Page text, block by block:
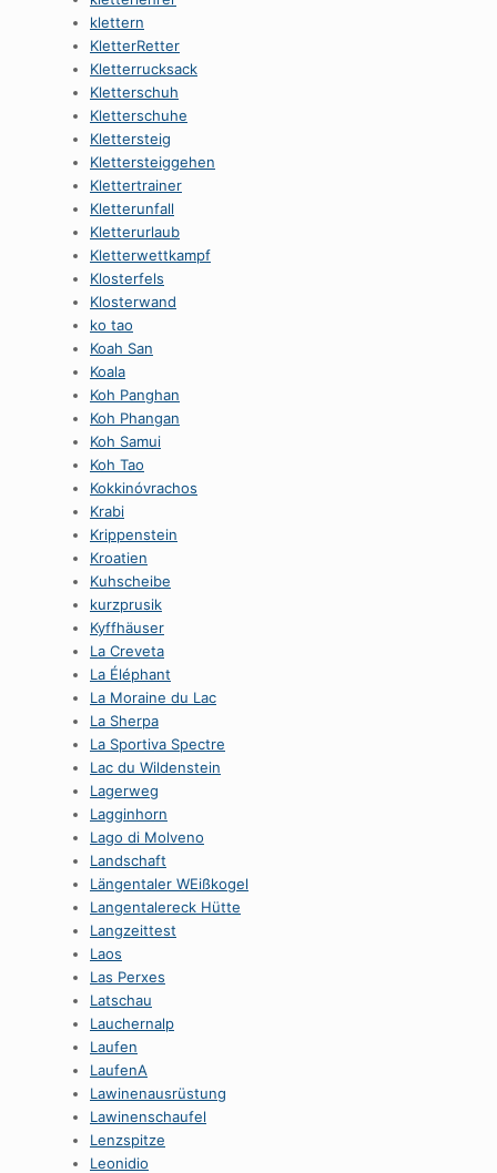
klettern
KletterRetter
Kletterrucksack
Kletterschuh
Kletterschuhe
Klettersteig
Klettersteiggehen
Klettertrainer
Kletterunfall
Kletterurlaub
Kletterwettkampf
Klosterfels
Klosterwand
ko tao
Koah San
Koala
Koh Panghan
Koh Phangan
Koh Samui
Koh Tao
Kokkinóvrachos
Krabi
Krippenstein
Kroatien
Kuhscheibe
kurzprusik
Kyffhäuser
La Creveta
La Éléphant
La Moraine du Lac
La Sherpa
La Sportiva Spectre
Lac du Wildenstein
Lagerweg
Lagginhorn
Lago di Molveno
Landschaft
Längentaler WEißkogel
Langentalereck Hütte
Langzeittest
Laos
Las Perxes
Latschau
Lauchernalp
Laufen
LaufenA
Lawinenausrüstung
Lawinenschaufel
Lenzspitze
Leonidio